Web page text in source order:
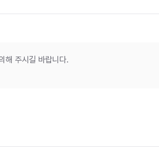
해 주시길 바랍니다.